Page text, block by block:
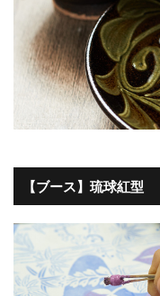
【ブース】琉球紅型